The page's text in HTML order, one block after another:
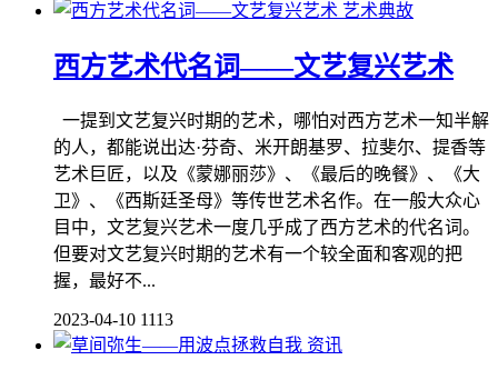
艺术典故
西方艺术代名词——文艺复兴艺术
一提到文艺复兴时期的艺术，哪怕对西方艺术一知半解
的人，都能说出达·芬奇、米开朗基罗、拉斐尔、提香等
艺术巨匠，以及《蒙娜丽莎》、《最后的晚餐》、《大
卫》、《西斯廷圣母》等传世艺术名作。在一般大众心
目中，文艺复兴艺术一度几乎成了西方艺术的代名词。
但要对文艺复兴时期的艺术有一个较全面和客观的把
握，最好不...
2023-04-10 1113
资讯